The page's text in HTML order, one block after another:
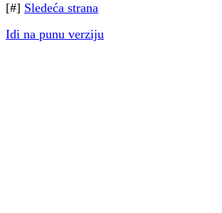
[#] Sledeća strana
Idi na punu verziju